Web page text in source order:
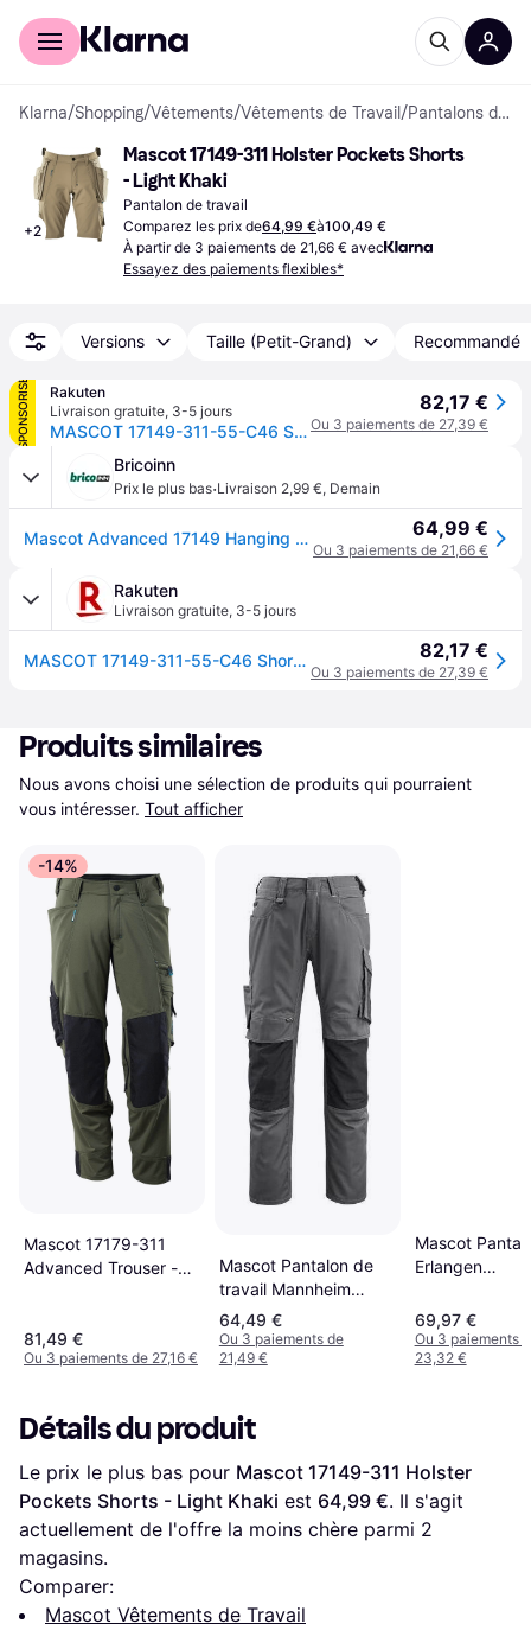
Acheter avec Klarna
Klarna/Shopping/Vêtements/Vêtements de Travail / Pantalons de travail
+2
Mascot 17149-311 Holster Pockets Shorts
- Light Khaki
Pantalon de travail
Comparez les prix de64,99 €à100,49 €
À partir de 3 paiements de 21,66 € avec
Essayez des paiements flexibles*
Versions Taille (Petit-Grand) Recommandé
SPONSORISÉ
Rakuten
Livraison gratuite, 3-5 jours
MASCOT 17149-311-55-C46 Shorts - C46
82,17 €
Ou 3 paiements de 27,39 €
Bricoinn
Prix le plus bas·Livraison 2,99 €, Demain
Mascot Advanced 17149 Hanging Pockets Shorts Beige 46 64,99 €
Ou 3 paiements de 21,66 €
Rakuten
Livraison gratuite, 3-5 jours
MASCOT 17149-311-55-C46 Shorts - C46 82,17 €
Ou 3 paiements de 27,39 €
Produits similaires
Nous avons choisi une sélection de produits qui pourraient
vous intéresser. Tout afficher
-14%
Mascot 17179-311
Advanced Trouser -
81,49 €
Ou 3 paiements de 27,16 €
Mascot Pantalon de
travail Mannheim
anthracite/noir
64,49 €
Ou 3 paiements de
21,49 €
Mascot
Erlangen
69,97 €
Ou 3 paiements
23,32 €
Détails du produit
Le prix le plus bas pour Mascot 17149-311 Holster
Pockets Shorts - Light Khaki est 64,99 €. Il s'agit
actuellement de l'offre la moins chère parmi 2
magasins.
Comparer:
Mascot Vêtements de Travail